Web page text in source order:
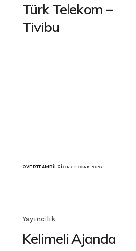
Türk Telekom –
Tivibu
OVERTEAMBILGI ON 28 OCAK 2026
Yayıncılık
Kelimeli Ajanda